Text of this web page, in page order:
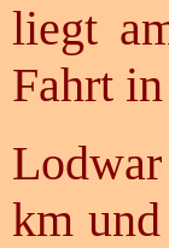
liegt
Fahrt
km